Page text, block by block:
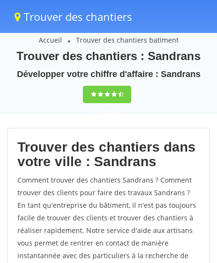
Trouver des chantiers
Accueil Trouver des chantiers batiment
Trouver des chantiers : Sandrans
Développer votre chiffre d'affaire : Sandrans
9,5(100%)41
votes
Trouver des chantiers dans
votre ville : Sandrans
Comment trouver des chantiers Sandrans ? Comment
trouver des clients pour faire des travaux Sandrans ?
En tant qu'entreprise du bâtiment, il n'est pas toujours
facile de trouver des clients et trouver des chantiers à
réaliser rapidement. Notre service d'aide aux artisans
vous permet de rentrer en contact de manière
instantannée avec des particuliers à la recherche de